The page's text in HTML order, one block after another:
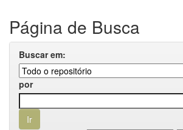
Página de Busca
Buscar em:
por